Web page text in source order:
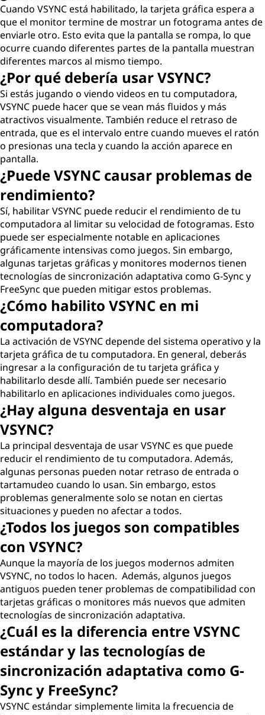
Cuando VSYNC está habilitado, la tarjeta gráfica espera a
que el monitor termine de mostrar un fotograma antes de
enviarle otro. Esto evita que la pantalla se rompa, lo que
ocurre cuando diferentes partes de la pantalla muestran
diferentes marcos al mismo tiempo.
¿Por qué debería usar VSYNC?
Si estás jugando o viendo videos en tu computadora,
VSYNC puede hacer que se vean más fluidos y más
atractivos visualmente. También reduce el retraso de
entrada, que es el intervalo entre cuando mueves el ratón
o presionas una tecla y cuando la acción aparece en
pantalla.
¿Puede VSYNC causar problemas de
rendimiento?
Sí, habilitar VSYNC puede reducir el rendimiento de tu
computadora al limitar su velocidad de fotogramas. Esto
puede ser especialmente notable en aplicaciones
gráficamente intensivas como juegos. Sin embargo,
algunas tarjetas gráficas y monitores modernos tienen
tecnologías de sincronización adaptativa como G-Sync y
FreeSync que pueden mitigar estos problemas.
¿Cómo habilito VSYNC en mi
computadora?
La activación de VSYNC depende del sistema operativo y la
tarjeta gráfica de tu computadora. En general, deberás
ingresar a la configuración de tu tarjeta gráfica y
habilitarlo desde allí. También puede ser necesario
habilitarlo en aplicaciones individuales como juegos.
¿Hay alguna desventaja en usar
VSYNC?
La principal desventaja de usar VSYNC es que puede
reducir el rendimiento de tu computadora. Además,
algunas personas pueden notar retraso de entrada o
tartamudeo cuando lo usan. Sin embargo, estos
problemas generalmente solo se notan en ciertas
situaciones y pueden no afectar a todos.
¿Todos los juegos son compatibles
con VSYNC?
Aunque la mayoría de los juegos modernos admiten
VSYNC, no todos lo hacen. Además, algunos juegos
antiguos pueden tener problemas de compatibilidad con
tarjetas gráficas o monitores más nuevos que admiten
tecnologías de sincronización adaptativa.
¿Cuál es la diferencia entre VSYNC
estándar y las tecnologías de
sincronización adaptativa como G-
Sync y FreeSync?
VSYNC estándar simplemente limita la frecuencia de